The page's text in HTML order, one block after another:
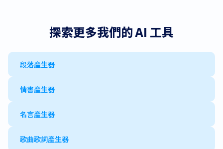
探索更多我們的 AI 工具
段落產生器
情書產生器
名言產生器
歌曲歌詞產生器